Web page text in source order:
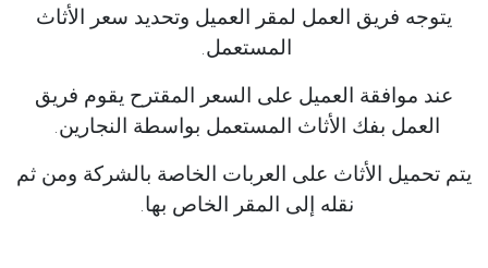
يتوجه فريق العمل لمقر العميل وتحديد سعر الأثاث
المستعمل.
عند موافقة العميل على السعر المقترح يقوم فريق
العمل بفك الأثاث المستعمل بواسطة النجارين.
يتم تحميل الأثاث على العربات الخاصة بالشركة ومن ثم
نقله إلى المقر الخاص بها.